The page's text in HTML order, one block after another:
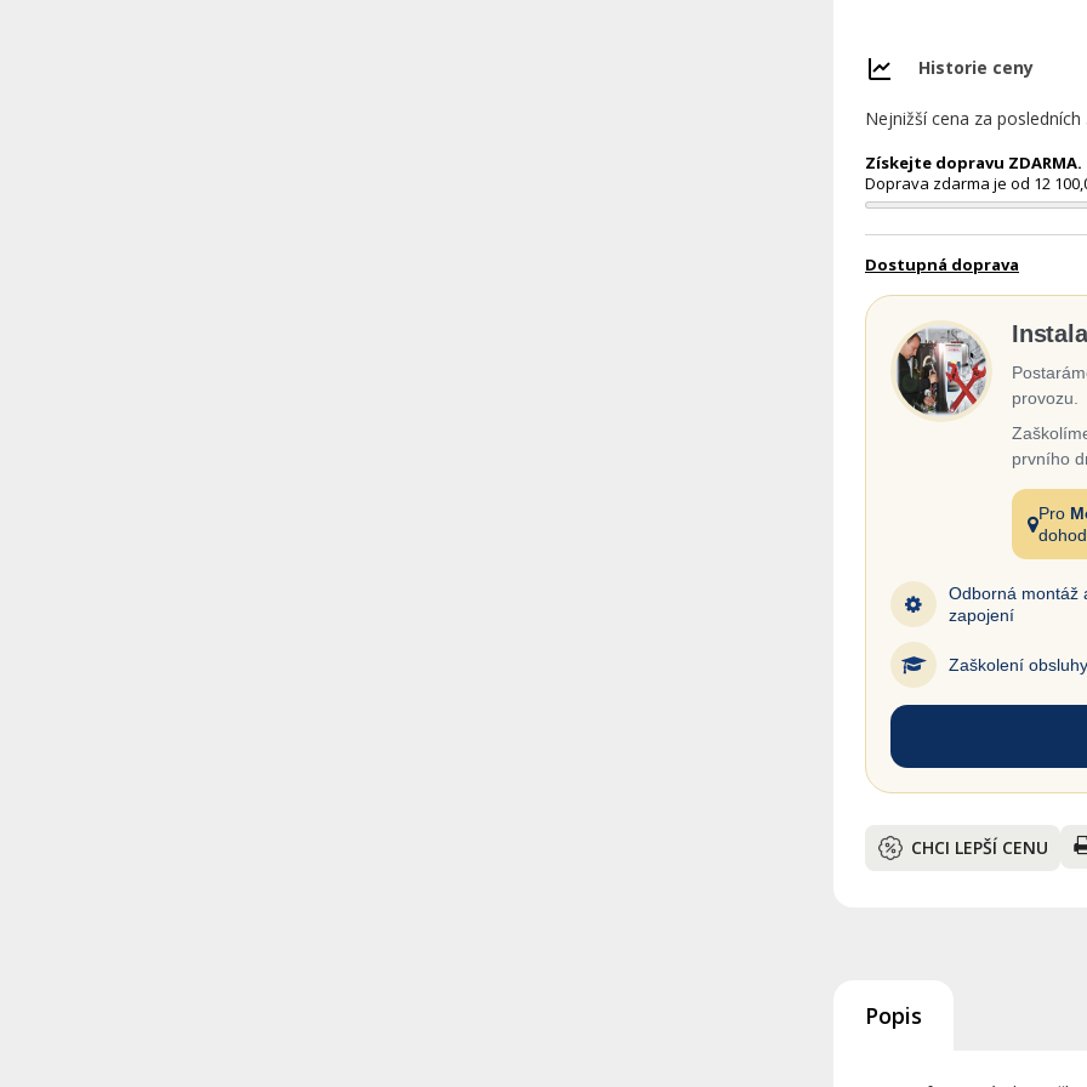
Historie ceny
Nejnižší cena za
Získejte dopravu ZDARMA.
Doprava zdarma je od 12
Dostupná doprava
provozu.
prvního
Pro
Odborná montáž
zapojení
Zaškolení obsluhy
CHCI LEPŠÍ CENU
Popis